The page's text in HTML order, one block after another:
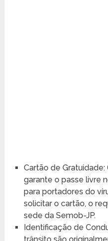
Cartão de
garante o passe livre
para portadores do
solicitar o cartão, o
sede da Semob-JP.
Identificação de